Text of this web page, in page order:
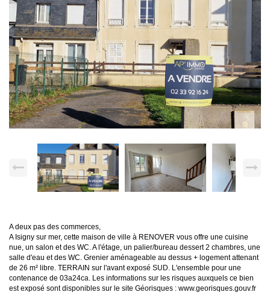
A deux pas des commerces,
A Isigny sur mer, cette maison de ville à RENOVER vous offre une cuisine
nue, un salon et des WC. A l'étage, un palier/bureau dessert 2 chambres, une
salle d'eau et des WC. Grenier aménageable au dessus + logement attenant
de 26 m² libre. TERRAIN sur l'avant exposé SUD. L'ensemble pour une
contenance de 03a24ca. Les informations sur les risques auxquels ce bien
est exposé sont disponibles sur le site Géorisques : www.georisques.gouv.fr